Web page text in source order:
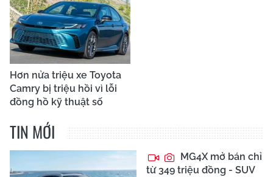
Hơn nửa triệu xe Toyota
Camry bị triệu hồi vì lỗi
đồng hồ kỹ thuật số
TIN MỚI
MG4X mở bán chỉ
từ 349 triệu đồng - SUV